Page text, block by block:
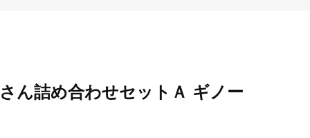
ん詰め合わせセットＡ ギノー